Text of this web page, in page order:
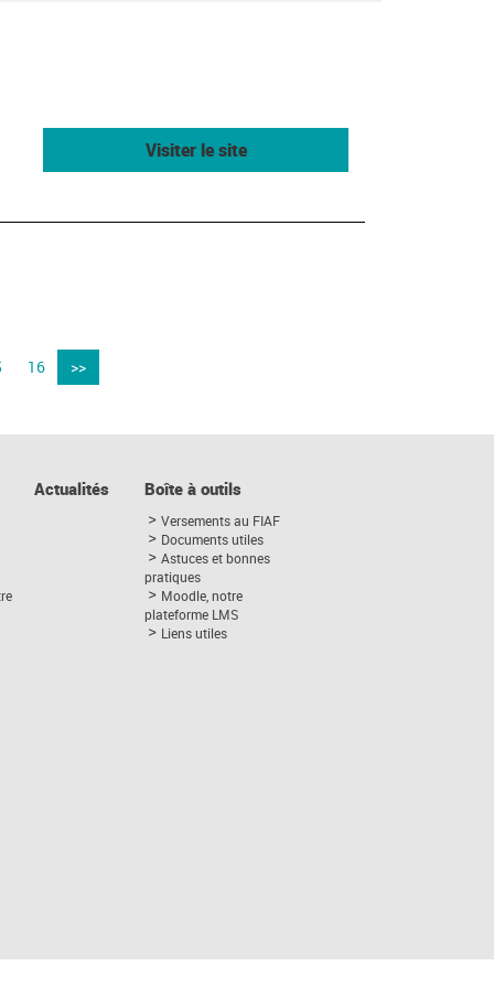
Visiter le site
16 >>
Actualités Boîte à outils
Versements au FIAF
Documents utiles
Astuces et bonnes
pratiques
Moodle, notre
plateforme LMS
Liens utiles